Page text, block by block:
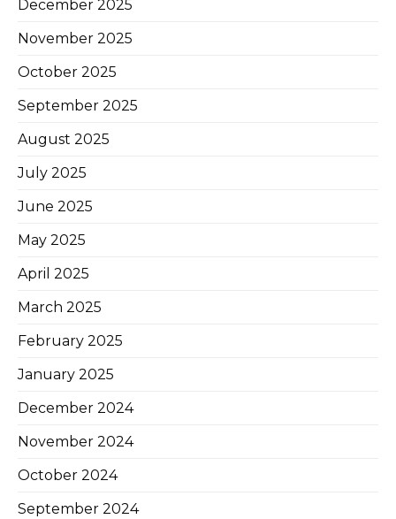
December 2025
November 2025
October 2025
September 2025
August 2025
July 2025
June 2025
May 2025
April 2025
March 2025
February 2025
January 2025
December 2024
November 2024
October 2024
September 2024